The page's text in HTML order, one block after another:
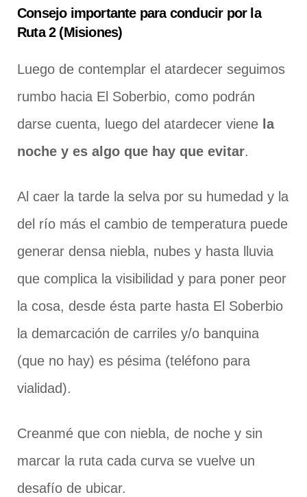
Consejo importante para conducir por la
Ruta 2 (Misiones)
Luego de contemplar el atardecer seguimos
rumbo hacia El Soberbio, como podrán
darse cuenta, luego del atardecer viene la
noche y es algo que hay que evitar.
Al caer la tarde la selva por su humedad y la
del río más el cambio de temperatura puede
generar densa niebla, nubes y hasta lluvia
que complica la visibilidad y para poner peor
la cosa, desde ésta parte hasta El Soberbio
la demarcación de carriles y/o banquina
(que no hay) es pésima (teléfono para
vialidad).
Creanmé que con niebla, de noche y sin
marcar la ruta cada curva se vuelve un
desafío de ubicar.